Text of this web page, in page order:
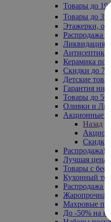
Товары до
Товары до
Этажерки,
Распродажа
Ликвидация
Антисептики
Керамика по
Скидки до 70%
Детские
Гарантия
Товары до
Оливки и
Акционные
Назад
Скидка
Распродажа!
Лучшая цена
Товары с
Кухонный
Распродажа
Жаропрочная
Махровые
До -50% на